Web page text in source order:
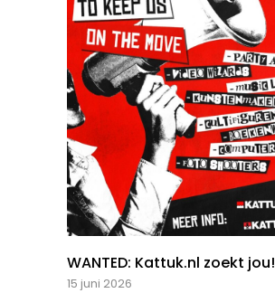
WANTED: Kattuk.nl zoekt jou!
15 juni 2026